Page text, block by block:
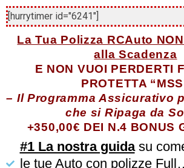
[hurrytimer id="6241"]
La Tua Polizza RCAuto
alla Scadenza
E NON VUOI PERDERTI
PROTETTA
– Il Programma Assicurativo
che si Ripaga da
+350,00€ DEI N.4 BONUS
#1 La nostra guidasu
le tue Auto con polizze